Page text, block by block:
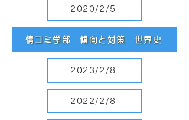
2020/2/5
情コミ学部 傾向と対策 世界史
2023/2/8
2022/2/8